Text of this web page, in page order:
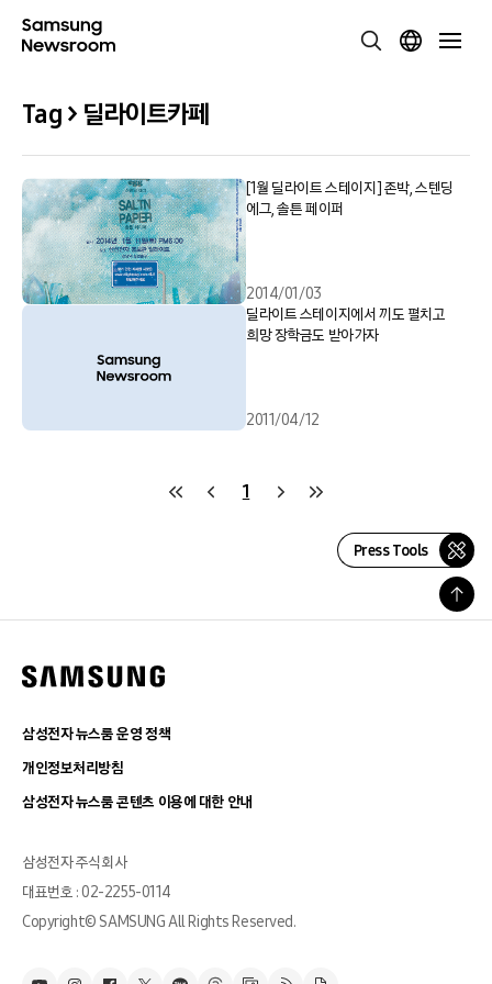
Tag > 딜라이트카페
[1월 딜라이트 스테이지] 존박, 스텐딩
에그, 솔튼 페이퍼
2014/01/03
딜라이트 스테이지에서 끼도 펼치고
희망 장학금도 받아가자
2011/04/12
1
Press Tools
삼성전자 뉴스룸 운영 정책
개인정보처리방침
삼성전자 뉴스룸 콘텐츠 이용에 대한 안내
삼성전자 주식회사
대표번호 : 02-2255-0114
Copyright© SAMSUNG All Rights Reserved.